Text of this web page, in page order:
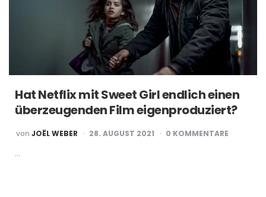
Hat Netflix mit Sweet Girl endlich einen
überzeugenden Film eigenproduziert?
POSTED
BY
von JOËL WEBER 28. AUGUST 2021 0 KOMMENTARE
…